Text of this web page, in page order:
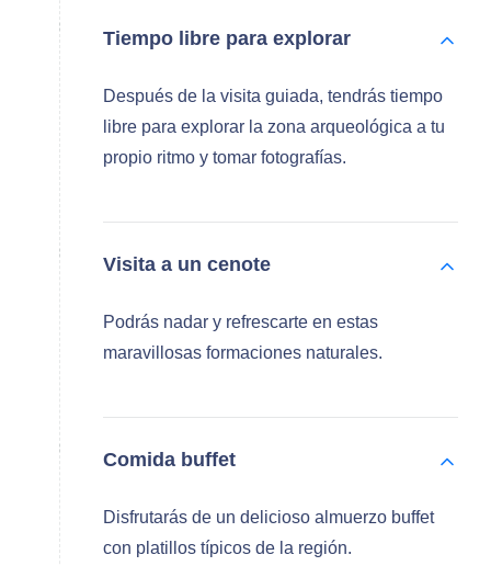
Tiempo libre para explorar
Después de la visita guiada, tendrás tiempo
libre para explorar la zona arqueológica a tu
propio ritmo y tomar fotografías.
Visita a un cenote
Podrás nadar y refrescarte en estas
maravillosas formaciones naturales.
Comida buffet
Disfrutarás de un delicioso almuerzo buffet
con platillos típicos de la región.